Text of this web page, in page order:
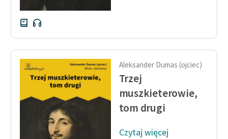
Polityka prywatności
Regulamin biblioteki
sprawozdania finansowe
Regulamin darowizn
Informacja o treściach
Deklaracja dostępności
Aleksander Dumas (ojciec)
Trzej
muszkieterowie,
tom drugi
Czytaj więcej